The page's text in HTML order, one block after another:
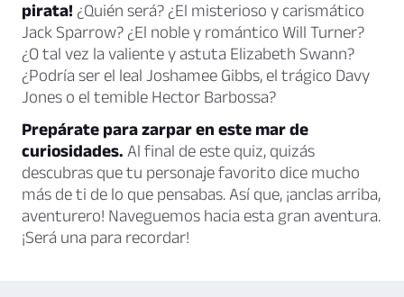
pirata! ¿Quién será? ¿El misterioso y carismático
Jack Sparrow? ¿El noble y romántico Will Turner?
¿O tal vez la valiente y astuta Elizabeth Swann?
¿Podría ser el leal Joshamee Gibbs, el trágico Davy
Jones o el temible Hector Barbossa?
Prepárate para zarpar en este mar de
curiosidades. Al final de este quiz, quizás
descubras que tu personaje favorito dice mucho
más de ti de lo que pensabas. Así que, ¡anclas arriba,
aventurero! Naveguemos hacia esta gran aventura.
¡Será una para recordar!